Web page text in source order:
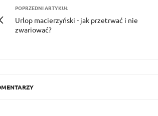
POPRZEDNI ARTYKUŁ
Urlop macierzyński - jak przetrwać i nie
zwariować?